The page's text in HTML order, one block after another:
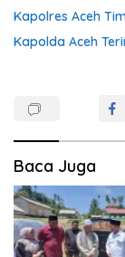
Kapolres Aceh
Kapolda Aceh
Baca Juga